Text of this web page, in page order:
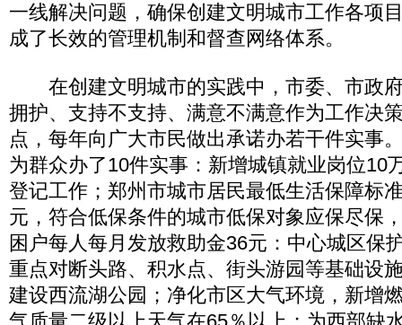
一线解决问题，确保创建文明城市工作各项
成了长效的管理机制和督查网络体系。
在创建文明城市的实践中，市委、市政
拥护、支持不支持、满意不满意作为工作决
点，每年向广大市民做出承诺办若干件实事
为群众办了10件实事：新增城镇就业岗位10
登记工作；郑州市城市居民最低生活保障标
元，符合低保条件的城市低保对象应保尽保
困户每人每月发放救助金36元：中心城区保
重点对断头路、积水点、街头游园等基础设
建设西流湖公园；净化市区大气环境，新增